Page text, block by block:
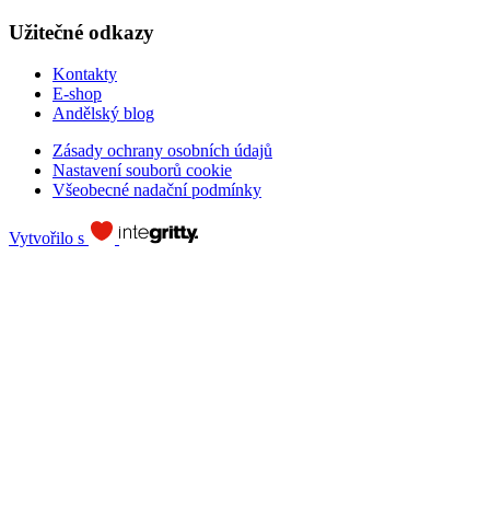
Užitečné odkazy
Kontakty
E-shop
Andělský blog
Zásady ochrany osobních údajů
Nastavení souborů cookie
Všeobecné nadační podmínky
Vytvořilo s